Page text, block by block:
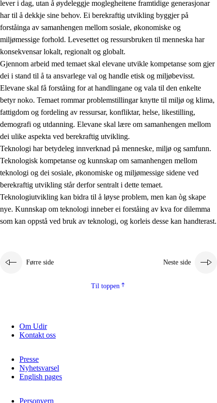
2. Prinsipp for læring, utvikling og danning
2.1 Sosial læring og utvikling
2.2 Kompetanse i faga
2.3 Grunnleggjande ferdigheiter
2.4 Å lære å lære
Tverrfaglege tema
2.5 Tverrfaglege tema
2.5.1 Folkehelse og livsmeistring
2.5.2 Demokrati og medborgarskap
2.5.3 Berekraftig utvikling
lever i dag, utan å øydeleggje moglegheitene framtidige generasjonar
har til å dekkje sine behov. Ei berekraftig utvikling byggjer på
forståinga av samanhengen mellom sosiale, økonomiske og
miljømessige forhold. Levesettet og ressursbruken til menneska har
konsekvensar lokalt, regionalt og globalt.
Gjennom arbeid med temaet skal elevane utvikle kompetanse som gjer
dei i stand til å ta ansvarlege val og handle etisk og miljøbevisst.
Elevane skal få forståing for at handlingane og vala til den enkelte
betyr noko. Temaet rommar problemstillingar knytte til miljø og klima,
fattigdom og fordeling av ressursar, konfliktar, helse, likestilling,
demografi og utdanning. Elevane skal lære om samanhengen mellom
dei ulike aspekta ved berekraftig utvikling.
Teknologi har betydeleg innverknad på menneske, miljø og samfunn.
Teknologisk kompetanse og kunnskap om samanhengen mellom
teknologi og dei sosiale, økonomiske og miljømessige sidene ved
berekraftig utvikling står derfor sentralt i dette temaet.
Teknologiutvikling kan bidra til å løyse problem, men kan òg skape
nye. Kunnskap om teknologi inneber ei forståing av kva for dilemma
som kan oppstå ved bruk av teknologi, og korleis desse kan handterast.
Førre side Neste side
Til toppen
Om Udir
Kontakt oss
Presse
Nyhetsvarsel
English pages
Personvern